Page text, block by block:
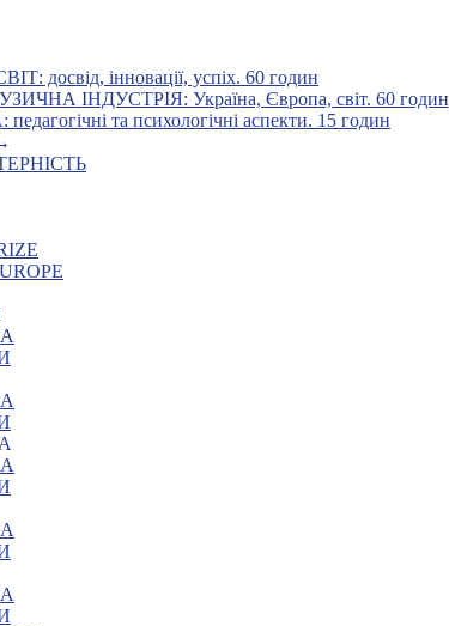
інновації, успіх. 60 годин
ІНДУСТРІЯ: Україна, Європа, світ. 60 годин
та психологічні аспекти. 15 годин